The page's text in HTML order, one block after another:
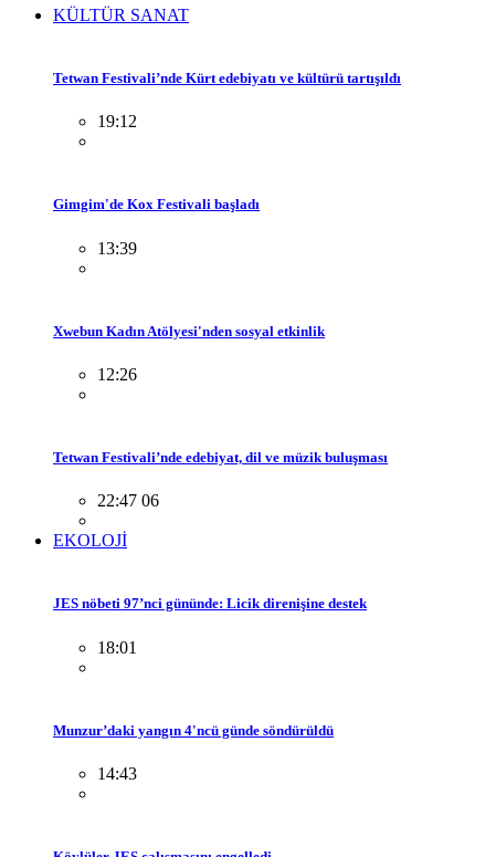
KÜLTÜR SANAT
Tetwan Festivali’nde Kürt edebiyatı ve kültürü tartışıldı
19:12
Gimgim'de Kox Festivali başladı
13:39
Xwebun Kadın Atölyesi'nden sosyal etkinlik
12:26
Tetwan Festivali’nde edebiyat, dil ve müzik buluşması
22:47 06
EKOLOJİ
JES nöbeti 97’nci gününde: Licik direnişine destek
18:01
Munzur’daki yangın 4'ncü günde söndürüldü
14:43